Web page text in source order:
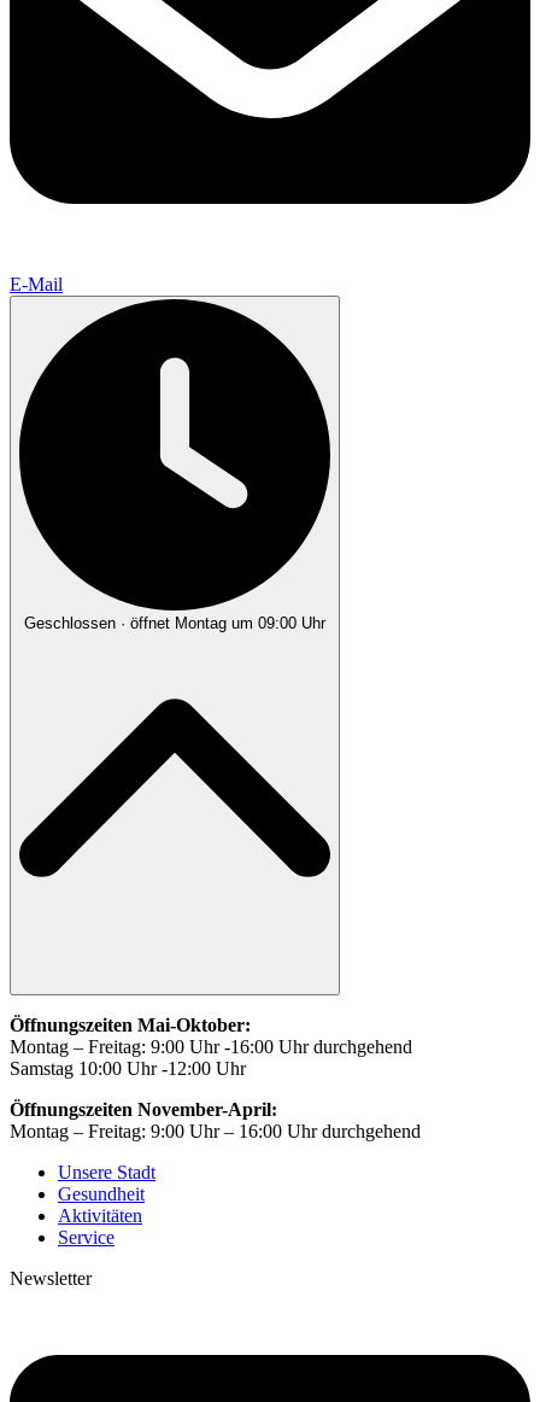
E-Mail
Geschlossen · öffnet Montag um 09:00 Uhr
Öffnungszeiten Mai-Oktober:
Montag – Freitag: 9:00 Uhr -16:00 Uhr durchgehend
Samstag 10:00 Uhr -12:00 Uhr
Öffnungszeiten November-April:
Montag – Freitag: 9:00 Uhr – 16:00 Uhr durchgehend
Unsere Stadt
Gesundheit
Aktivitäten
Service
Newsletter